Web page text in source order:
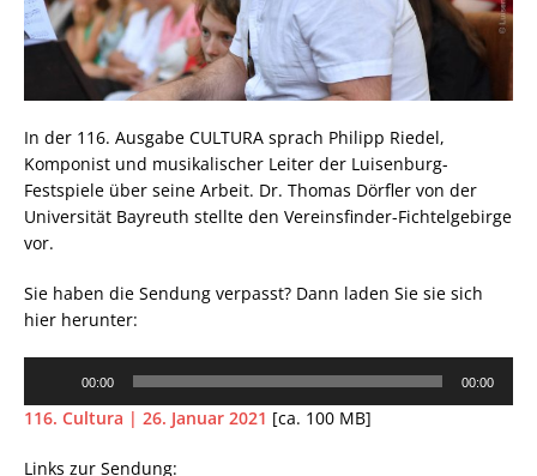
In der 116. Ausgabe CULTURA sprach Philipp Riedel,
Komponist und musikalischer Leiter der Luisenburg-
Festspiele über seine Arbeit. Dr. Thomas Dörfler von der
Universität Bayreuth stellte den Vereinsfinder-Fichtelgebirge
vor.
Sie haben die Sendung verpasst? Dann laden Sie sie sich
hier herunter:
00:00 00:00
116. Cultura | 26. Januar 2021 [ca. 100 MB]
Links zur Sendung: